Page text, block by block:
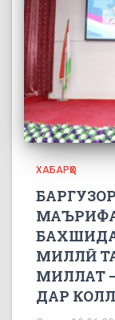
ХАБАРҲО
МИЛЛӢ
МИЛЛАТ
ДАР